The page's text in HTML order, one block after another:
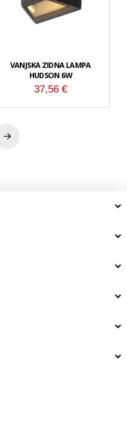
VANJSKA ZIDNA LAMPA
HUDSON 6W
37,56€
Next